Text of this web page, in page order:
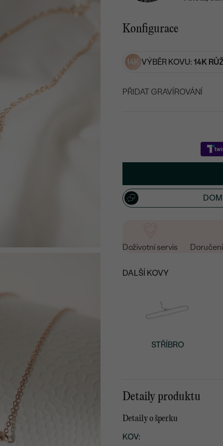
Konfigurace
14K VÝBĚR KOVU: 14K
PŘIDAT GRAVÍROVÁNÍ
Doživotní servis
DALŠÍ KOVY
STŘÍBRO
Detaily produktu
Detaily o šperku
KOV: